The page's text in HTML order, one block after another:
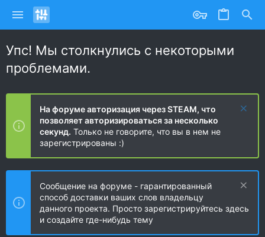
Упс! Мы столкнулись с некоторыми
проблемами.
На форуме авторизация через STEAM, что
позволяет авторизироваться за несколько
секунд. Только не говорите, что вы в нем не
зарегистрированы :)
Сообщение на форуме - гарантированный
способ доставки ваших слов владельцу
данного проекта. Просто зарегистрируйтесь здесь
и создайте где-нибудь тему